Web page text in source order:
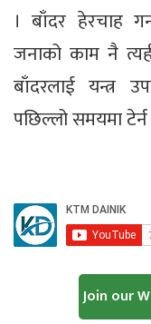
। बाँदर हेरचाह
जनाको काम नै
बाँदरलाई यन्त्र
पछिल्लो समयमा
Join our